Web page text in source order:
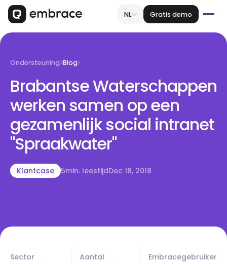
NL Gratis demo
Ondersteuning Blog
Brabantse Waterschappen
werken samen op een
gezamenlijk social intranet
"Spraakwater"
Klantcase 5min. leestijdDec 18, 2018
Sector
Aantal
Embracegebruiker